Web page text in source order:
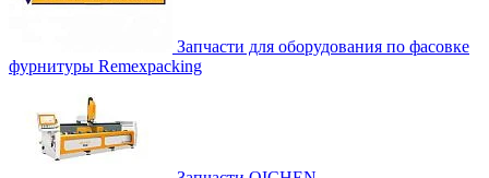
Запчасти для оборудования по фасовке
фурнитуры Remexpacking